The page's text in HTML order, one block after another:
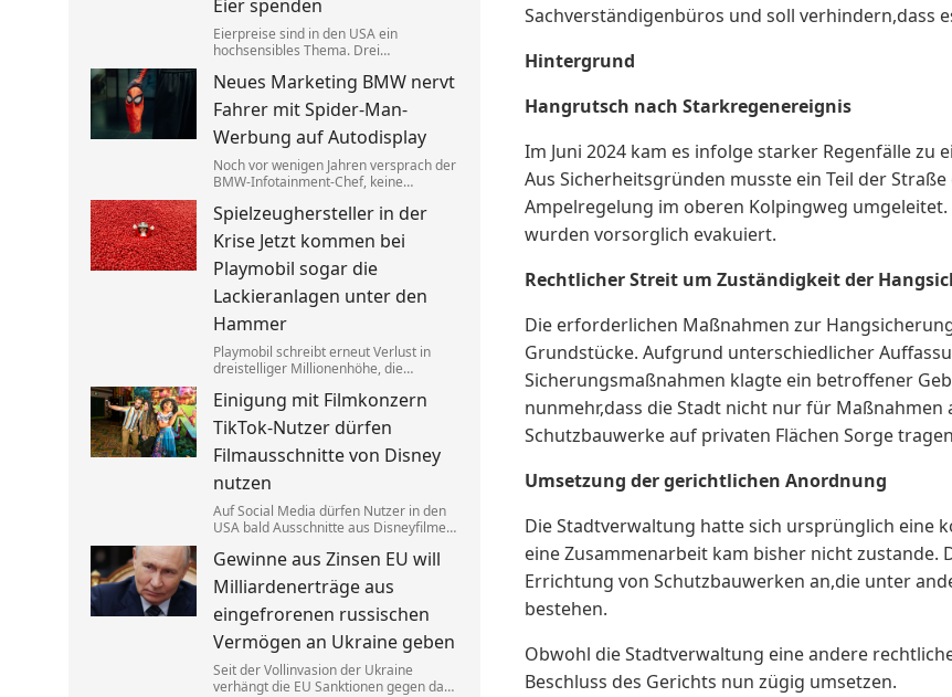
Eier spenden
Eierpreise sind in den USA ein
hochsensibles Thema. Drei
sich dabei illegalerweise abgesprochen
zu haben. Sie einigten sich mit der Justiz
– und liefern jetzt im großen Stil.
Neues Marketing BMW nervt
Fahrer mit Spider-Man-
Werbung auf Autodisplay
Noch vor wenigen Jahren versprach der
BMW-Infotainment-Chef, keine
Nun zeigen bestimmte Modelle einen
Clip für einen neuen Film. BMW sagt,
das sei gar keine Werbung.
Spielzeughersteller in der
Krise Jetzt kommen bei
Playmobil sogar die
Lackieranlagen unter den
Hammer
Playmobil schreibt erneut Verlust in
dreistelliger Millionenhöhe, die
Vorzeigeunternehmens wandert ins
Ausland. Getrieben wird die Krise auch
von eklatantem Missmanagement.
Einigung mit Filmkonzern
TikTok-Nutzer dürfen
Filmausschnitte von Disney
nutzen
Auf Social Media dürfen Nutzer in den
USA bald Ausschnitte aus Disneyfilmen
Marvel, Star Wars und Co. benutzen. Im
Gegenzug hat Disney auch Anspruch
auf ihre Kurzvideos.
Gewinne aus Zinsen EU will
Milliardenerträge aus
eingefrorenen russischen
Vermögen an Ukraine geben
Seit der Vollinvasion der Ukraine
verhängt die EU Sanktionen gegen das
Sachverständigenbüros und soll verhindern,dass
Hintergrund
Hangrutsch nach Starkregenereignis
Im Juni 2024 kam es infolge starker Regenfälle
Aus Sicherheitsgründen musste ein Teil der
Ampelregelung im oberen Kolpingweg
wurden vorsorglich evakuiert.
Rechtlicher Streit um Zuständigkeit der
Die erforderlichen Maßnahmen zur
Grundstücke. Aufgrund unterschiedlicher
Sicherungsmaßnahmen klagte ein betroffener
nunmehr,dass die Stadt nicht nur für
Schutzbauwerke auf privaten Flächen Sorge
Umsetzung der gerichtlichen Anordnung
Die Stadtverwaltung hatte sich ursprünglich eine
eine Zusammenarbeit kam bisher nicht
Errichtung von Schutzbauwerken an,die unter
bestehen.
Obwohl die Stadtverwaltung eine andere
Beschluss des Gerichts nun zügig umsetzen.